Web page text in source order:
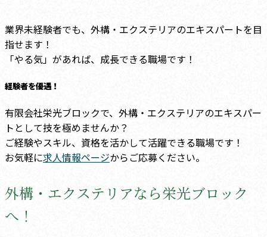
業界未経験者でも、外構・エクステリアのエキスパートを目
指せます！
「やる気」があれば、成長できる職場です！
経験者を優遇！
有限会社栄光ブロックで、外構・エクステリアのエキスパー
トとして技を極めませんか？
ご経験やスキル、資格を活かして活躍できる職場です！
お気軽に求人情報ページからご応募ください。
外構・エクステリアなら栄光ブロック
へ！